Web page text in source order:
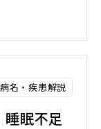
病名・疾患解説
眠不足